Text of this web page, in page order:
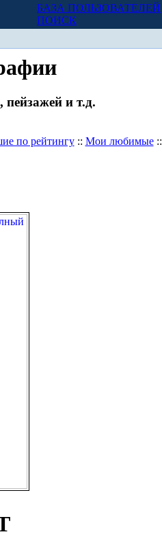
БАЗА ПОЛЬЗОВАТЕЛЕЙ
ПОИСК
и т.д.
по рейтингу:: Мои любимые::